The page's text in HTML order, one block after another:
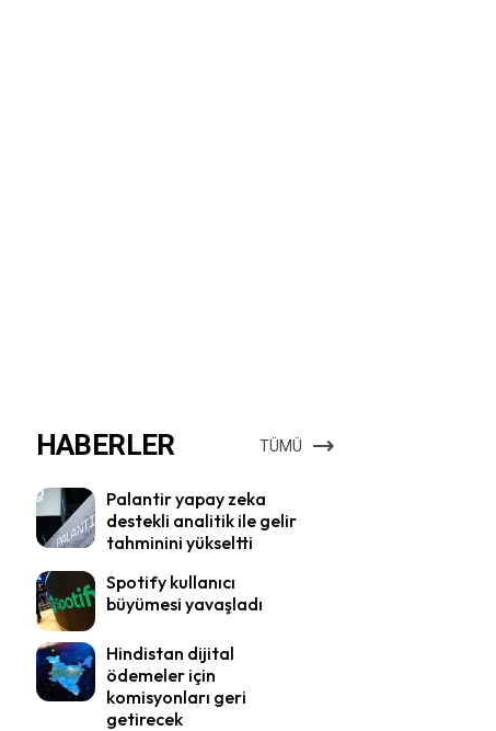
HABERLER TÜMÜ
Palantir yapay zeka
destekli analitik ile gelir
tahminini yükseltti
Spotify kullanıcı
büyümesi yavaşladı
Hindistan dijital
ödemeler için
komisyonları geri
getirecek